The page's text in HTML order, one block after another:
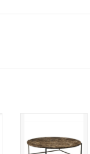
桌